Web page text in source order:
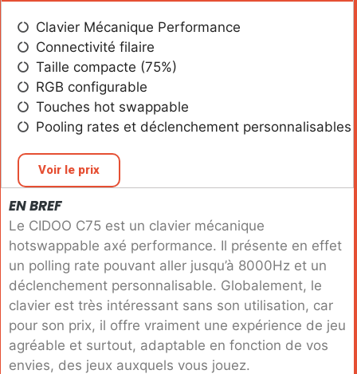
Clavier Mécanique Performance
Connectivité filaire
Taille compacte (75%)
RGB configurable
Touches hot swappable
Pooling rates et déclenchement personnalisables
Voir le prix
EN BREF
Le CIDOO C75 est un clavier mécanique
hotswappable axé performance. Il présente en effet
un polling rate pouvant aller jusqu’à 8000Hz et un
déclenchement personnalisable. Globalement, le
clavier est très intéressant sans son utilisation, car
pour son prix, il offre vraiment une expérience de jeu
agréable et surtout, adaptable en fonction de vos
envies, des jeux auxquels vous jouez.